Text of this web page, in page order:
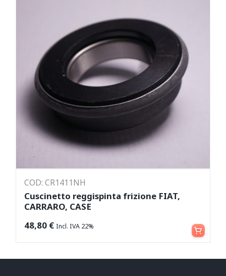
COD: CR1411NH
Cuscinetto reggispinta frizione FIAT,
CARRARO, CASE
48,80 € Incl. IVA 22% Aggiungi al carrello